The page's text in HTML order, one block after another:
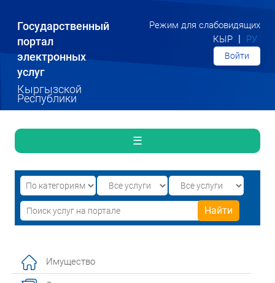
Государственный
портал
электронных
услуг
Кыргызской
Республики
Режим для слабовидящих
КЫР | РУ
Войти
☰
Имущество